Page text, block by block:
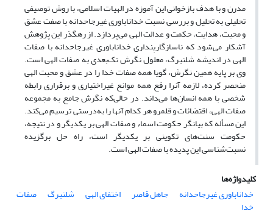
مدرن و با هدف بازخوانی این آموزه در الهیات اسلامی، با روش توصیفی
تحلیلی به تحلیل و بررسی نسبت خداناباوری غیرجاحدانه با صفت عشق
و محبت، هدایت، حکمت و عدالت الهی می‌پردازد. از رهگذر این پژوهش
آشکار می‌شود که ناسازگارپنداری خداناباوری غیرجاحدانه با صفات
الهی در اندیشه شلنبرگ، معلول نگرش تک‌بعدی به صفات الهی است.
وی بر پایه همین نگرش، گویا همه صفات خدا را در عشق و محبت الهی
منحصر کرده، لازمه آنرا رفع همه موانع غیراختیاری و برقراری رابطه
شخصی با همه انسان‌ها می‌داند. در حالی‌که نگرش جامع به مجموعه
صفات الهی، اقتضائات و قلمرو هر کدام آنها را به‌درستی ترسیم می‌کند.
این مسأله که بیانگر حکومت اسماء و صفات الهی بر یکدیگر و در نتیجه،
حکومت سنت‌های تکوینی بر یکدیگر است، راه حل برگزیده
نسبت‌شناسی این پدیده با صفات الهی است.
کلیدواژه‌ها
خداناباوری غیرجاحدانه
جاهل قاصر اختفای الهی شلنبرگ صفات
خدا